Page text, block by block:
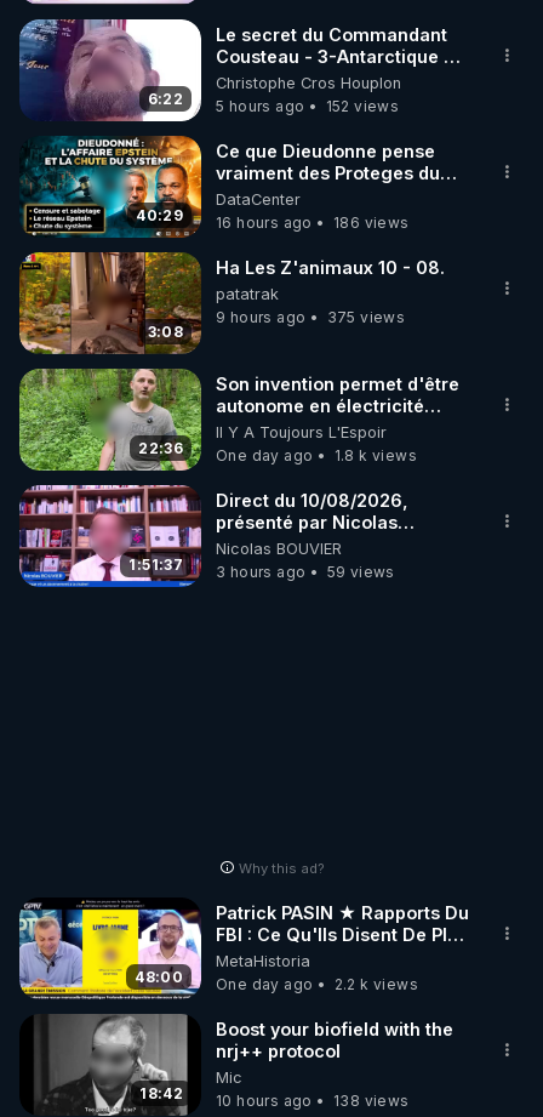
6:22
Le secret du Commandant
Cousteau - 3-Antarctique ou
l'une des deux portes des
enfers
Christophe Cros Houplon
5 hours ago
152 views
40:29
Ce que Dieudonne pense
vraiment des Proteges du
reseau Epstein - GPTV
DataCenter
16 hours ago
186 views
3:08
Ha Les Z'animaux 10 - 08.
patatrak
9 hours ago
375 views
22:36
Son invention permet d'être
autonome en électricité
avec un simple ruisseau
Il Y A Toujours L'Espoir
One day ago
1.8 k views
1:51:37
Direct du 10/08/2026,
présenté par Nicolas
BOUVIER
Nicolas BOUVIER
3 hours ago
59 views
Why this ad?
48:00
Patrick PASIN ★ Rapports Du
FBI : Ce Qu'Ils Disent De Plus
Grave Sur Hitler
MetaHistoria
One day ago
2.2 k views
18:42
Boost your biofield with the
nrj++ protocol
Mic
10 hours ago
138 views